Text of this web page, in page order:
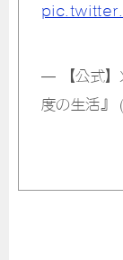
— 【公式】
度の生活